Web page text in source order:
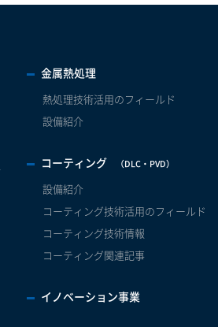
金属熱処理
熱処理技術活用のフィールド
設備紹介
コーティング （DLC・PVD）
設備紹介
コーティング技術活用のフィールド
コーティング技術情報
コーティング関連記事
イノベーション事業